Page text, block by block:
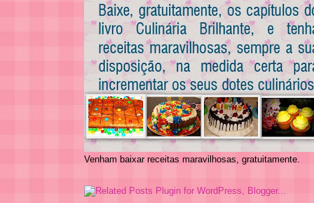
Venham baixar receitas maravilhosas, gratuitamente.